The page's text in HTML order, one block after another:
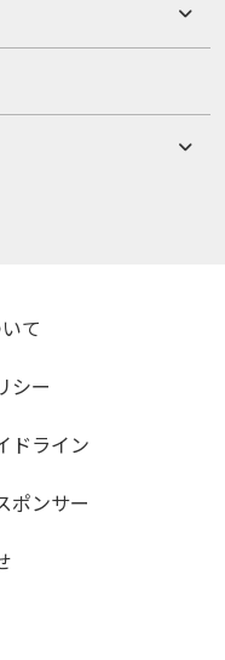
て
シー
ドライン
ポンサー